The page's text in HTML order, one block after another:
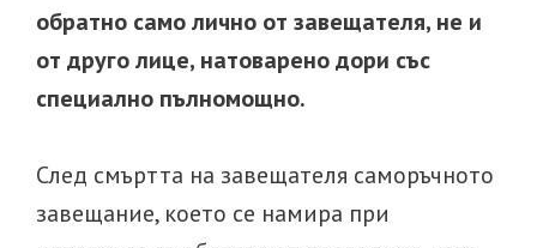
обратно само лично от завещателя, не и
от друго лице, натоварено дори със
специално пълномощно.
След смъртта на завещателя саморъчното
завещание, което се намира при